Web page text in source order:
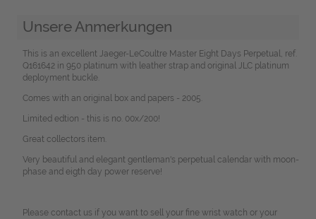
Unsere Anmerkungen
This is an excellent Jaeger-LeCoultre Master Eight Days Perpetual, ref.
Q161642 in 950 platinum with leather strap and original JLC platinum
deployment buckle.
Comes with an original box and papers - 2005.
Limited edtion - this is no. 00x/200!
Great collectors item.
Very beautiful and elegant gentleman's perpetual calendar with moon-
phase and eigth day power reserve!
Please contact us if you want to sell your fine wrist watch or your